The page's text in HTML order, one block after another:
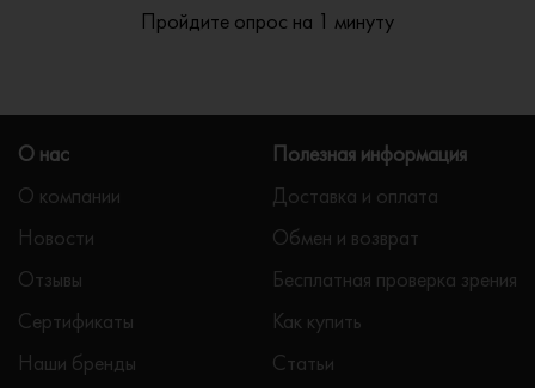
Пройдите опрос на 1 минуту
О нас
О компании
Новости
Отзывы
Сертификаты
Наши бренды
Полезная информация
Доставка и оплата
Обмен и возврат
Бесплатная проверка зрения
Как купить
Статьи